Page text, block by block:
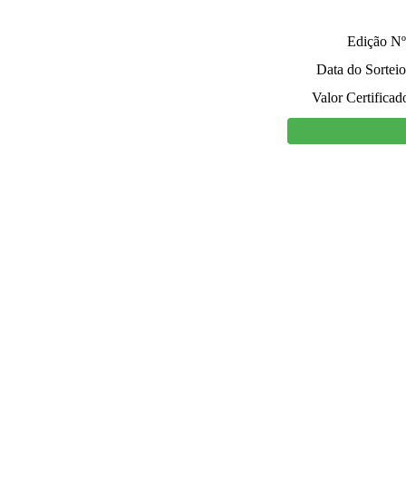
Edição
Data do
Valor